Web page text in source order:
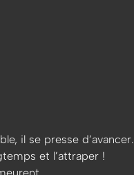
il se presse d’avancer.
et l’attraper !